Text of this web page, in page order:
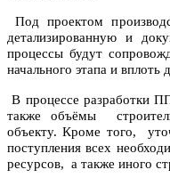
Под проектом
детализированную и
процессы будут
начального этапа и вплоть
В процессе разработки
также объёмы
объекту. Кроме того,
поступления всех
ресурсов, а также иного